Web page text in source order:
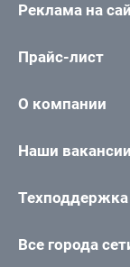
Реклама на
Прайс-лист
О компании
Наши вакансии
Техподдержка
Все города